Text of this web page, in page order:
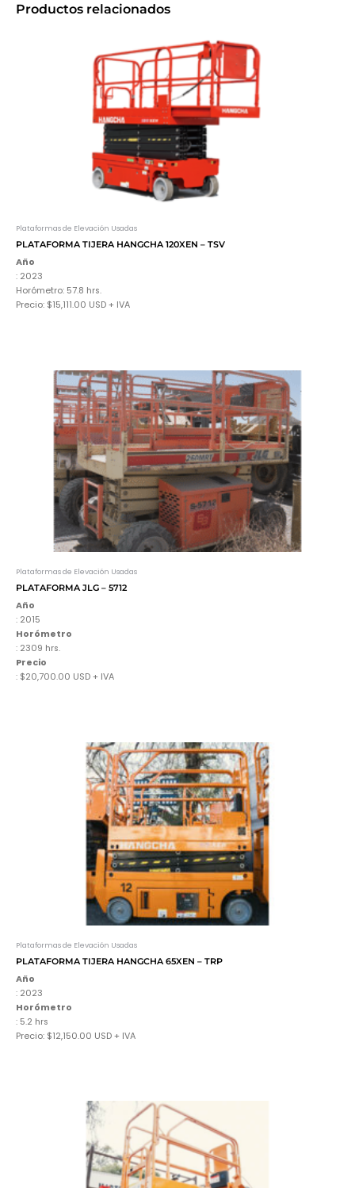
Productos relacionados
Plataformas de Elevación Usadas
PLATAFORMA TIJERA HANGCHA 120XEN – TSV
Año
: 2023
Horómetro: 57.8 hrs.
Precio: $15,111.00 USD + IVA
Plataformas de Elevación Usadas
PLATAFORMA JLG – 5712
Año
: 2015
Horómetro
: 2309 hrs.
Precio
: $20,700.00 USD + IVA
Plataformas de Elevación Usadas
PLATAFORMA TIJERA HANGCHA 65XEN – TRP
Año
: 2023
Horómetro
: 5.2 hrs
Precio: $12,150.00 USD + IVA